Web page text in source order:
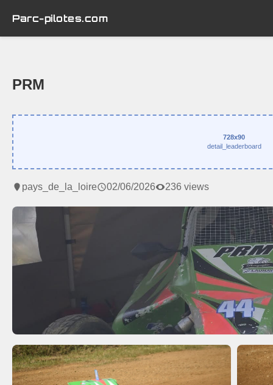
Parc-pilotes.com
PRM
728x90
detail_leaderboard
pays_de_la_loire 02/06/2026 236 views